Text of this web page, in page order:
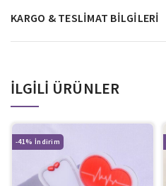
KARGO & TESLIMAT BILGILERI
İLGILI ÜRÜNLER
-41%